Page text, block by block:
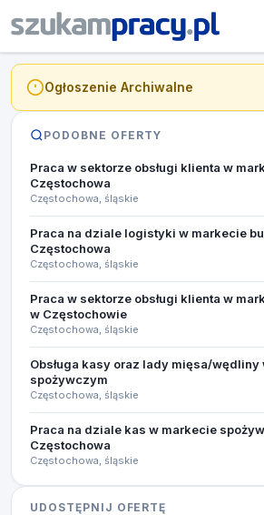
Ogłoszenie Archiwalne
PODOBNE OFERTY
Praca w sektorze obsługi klienta w
Częstochowa​
Częstochowa, śląskie
Praca na dziale logistyki w markecie
Częstochowa
Częstochowa, śląskie
Praca w sektorze obsługi klienta w
w Częstochowie
Częstochowa, śląskie
Obsługa kasy oraz lady mięsa/wędliny
spożywczym
Częstochowa, śląskie
Praca na dziale kas w markecie
Częstochowa
Częstochowa, śląskie
UDOSTĘPNIJ OFERTĘ